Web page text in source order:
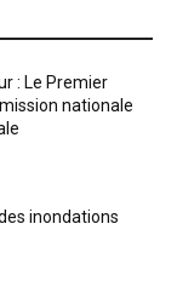
: Le Premier
nationale
inondations